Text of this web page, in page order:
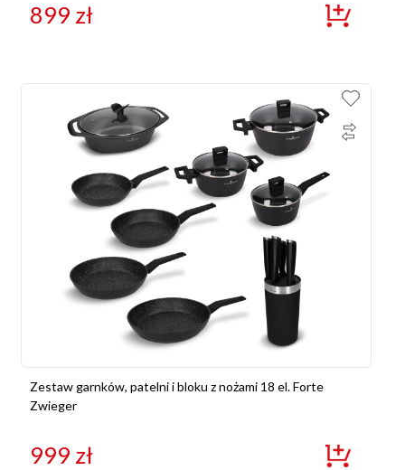
899 zł
Zestaw garnków, patelni i bloku z nożami 18 el. Forte
Zwieger
999 zł